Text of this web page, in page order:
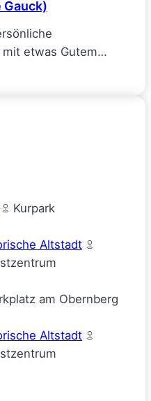
Gauck)
mit etwas Gutem…
Kurpark
Altstadt
am Obernberg
Altstadt